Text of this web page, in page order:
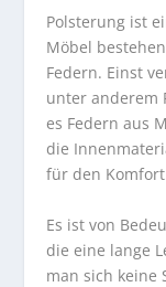
Polsterung ist
Möbel
Federn. Einst
unter anderem
es Federn aus
die
für den
Es ist von
die eine lange
man sich keine